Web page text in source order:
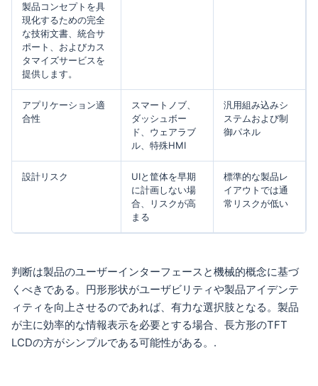
製品コンセプトを具
現化するための完全
な技術文書、統合サ
ポート、およびカス
タマイズサービスを
提供します。
アプリケーション適
合性
スマートノブ、
ダッシュボー
ド、ウェアラブ
ル、特殊HMI
汎用組み込みシ
ステムおよび制
御パネル
設計リスク
UIと筐体を早期
に計画しない場
合、リスクが高
まる
標準的な製品レ
イアウトでは通
常リスクが低い
判断は製品のユーザーインターフェースと機械的概念に基づ
くべきである。円形形状がユーザビリティや製品アイデンテ
ィティを向上させるのであれば、有力な選択肢となる。製品
が主に効率的な情報表示を必要とする場合、長方形のTFT
LCDの方がシンプルである可能性がある。.